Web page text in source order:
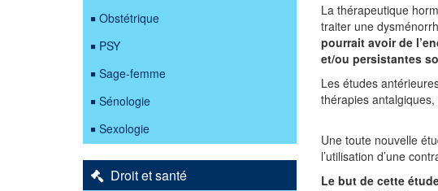
La thérapeutique
traiter une
pourrait avoir de
et/ou persistantes
Les études
thérapies
Une toute nouvelle
l’utilisation d’une
Le but de cette
Obstétrique
PSY
Sage-femme
Sénologie
Sexologie
Droit et santé